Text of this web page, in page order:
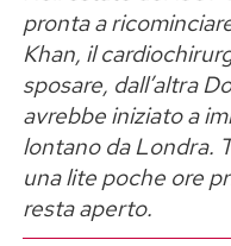
Durante il tour negli
attirare l’attenzione
coreografie. Megan
scambiate baci sul
rapidamente virali
dello spettacolo e
pronta a
Khan, il
sposare, dall’altra
avrebbe iniziato a
lontano da Londra.
una lite poche ore
resta aperto.